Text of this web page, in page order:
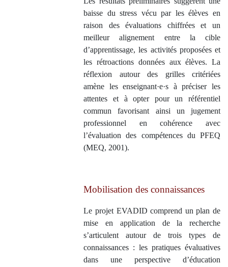
baisse du stress vécu par les élèves en
raison des évaluations chiffrées et un
meilleur alignement entre la cible
d’apprentissage, les activités proposées et
les rétroactions données aux élèves. La
réflexion autour des grilles critériées
amène les enseignant·e·s à préciser les
attentes et à opter pour un référentiel
commun favorisant ainsi un jugement
professionnel en cohérence avec
l’évaluation des compétences du PFEQ
(MEQ, 2001).
Mobilisation des connaissances
Le projet EVADID comprend un plan de
mise en application de la recherche
s’articulent autour de trois types de
connaissances : les pratiques évaluatives
dans une perspective d’éducation